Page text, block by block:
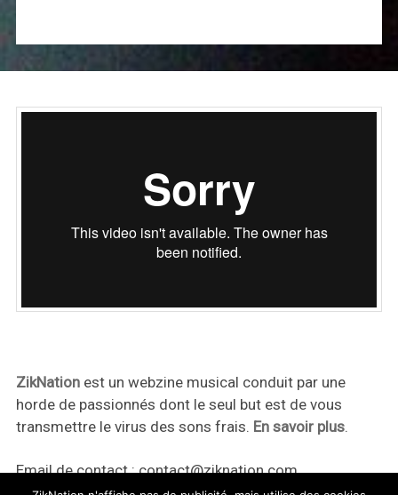
ZikNationest un webzine musical conduit par une
horde de passionnés dont le seul but est de vous
transmettre le virus des sons frais. En savoir plus.
Email de contact :contact@ziknation.com